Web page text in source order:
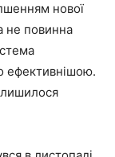
нової
не повинна
ефективнішою.